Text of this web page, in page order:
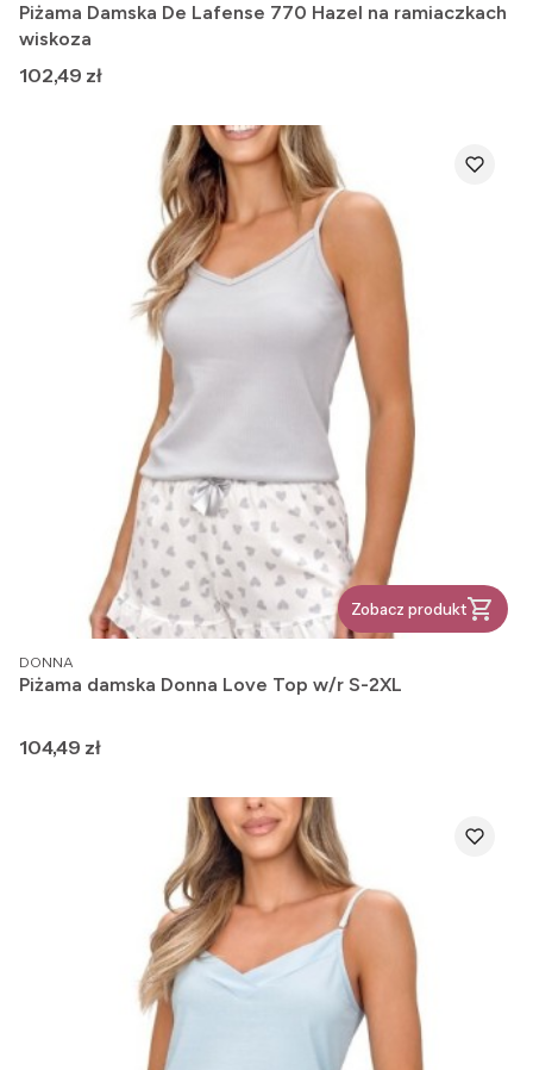
Piżama Damska De Lafense 770 Hazel na ramiaczkach
wiskoza
Cena
102,49 zł
Zobacz produkt
PRODUCENT
DONNA
Piżama damska Donna Love Top w/r S-2XL
Cena
104,49 zł